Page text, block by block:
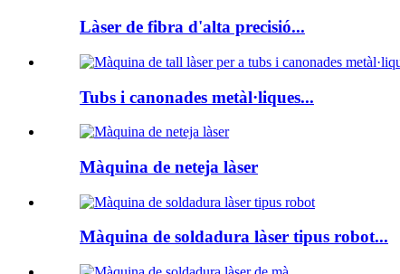
Làser de fibra d'alta precisió...
Tubs i canonades metàl·liques...
Màquina de neteja làser
Màquina de soldadura làser tipus robot...